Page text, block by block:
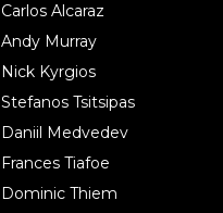
Carlos Alcaraz
Andy Murray
Nick Kyrgios
Stefanos Tsitsipas
Daniil Medvedev
Frances Tiafoe
Dominic Thiem